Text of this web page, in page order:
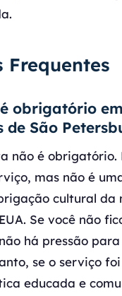
Frequentes
obrigatório em
de São
não é obrigatório.
mas não é
cultural da
Se você não
há pressão
se o serviço
educada e